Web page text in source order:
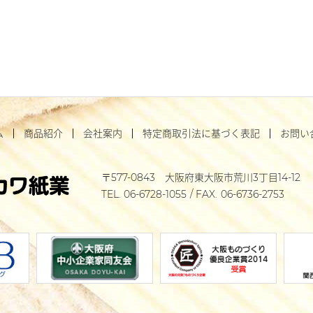
商品紹介 会社案内 特定商取引法に基づく表記 お問い
577-0843
大阪府東大阪市荒川3丁目14-12
06-6728-1055
06-6736-2753